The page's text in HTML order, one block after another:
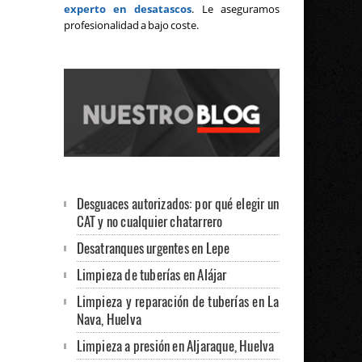
experto en desatascos. Le aseguramos
profesionalidad a bajo coste.
Desguaces autorizados: por qué elegir un
CAT y no cualquier chatarrero
Desatranques urgentes en Lepe
Limpieza de tuberías en Alájar
Limpieza y reparación de tuberías en La
Nava, Huelva
Limpieza a presión en Aljaraque, Huelva